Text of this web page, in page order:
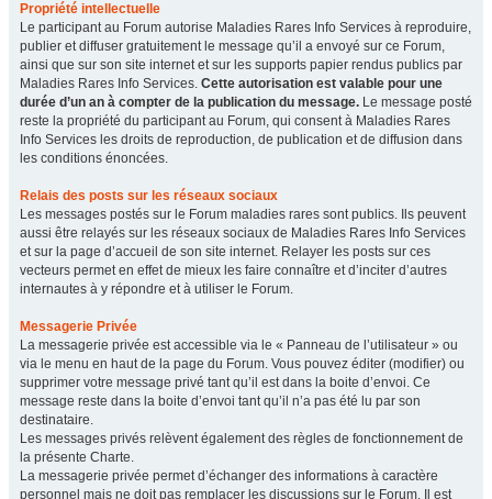
Propriété intellectuelle
Le participant au Forum autorise Maladies Rares Info Services à reproduire,
publier et diffuser gratuitement le message qu’il a envoyé sur ce Forum,
ainsi que sur son site internet et sur les supports papier rendus publics par
Maladies Rares Info Services. Cette autorisation est valable pour une
durée d’un an à compter de la publication du message. Le message posté
reste la propriété du participant au Forum, qui consent à Maladies Rares
Info Services les droits de reproduction, de publication et de diffusion dans
les conditions énoncées.
Relais des posts sur les réseaux sociaux
Les messages postés sur le Forum maladies rares sont publics. Ils peuvent
aussi être relayés sur les réseaux sociaux de Maladies Rares Info Services
et sur la page d’accueil de son site internet. Relayer les posts sur ces
vecteurs permet en effet de mieux les faire connaître et d’inciter d’autres
internautes à y répondre et à utiliser le Forum.
Messagerie Privée
La messagerie privée est accessible via le « Panneau de l’utilisateur » ou
via le menu en haut de la page du Forum. Vous pouvez éditer (modifier) ou
supprimer votre message privé tant qu’il est dans la boite d’envoi. Ce
message reste dans la boite d’envoi tant qu’il n’a pas été lu par son
destinataire.
Les messages privés relèvent également des règles de fonctionnement de
la présente Charte.
La messagerie privée permet d’échanger des informations à caractère
personnel mais ne doit pas remplacer les discussions sur le Forum. Il est